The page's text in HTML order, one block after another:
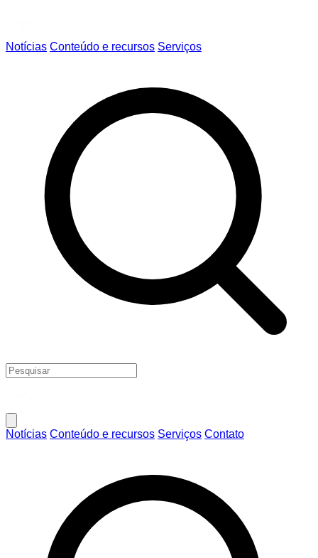
Notícias Conteúdo e recursos Serviços
Notícias Conteúdo e recursos Serviços Contato